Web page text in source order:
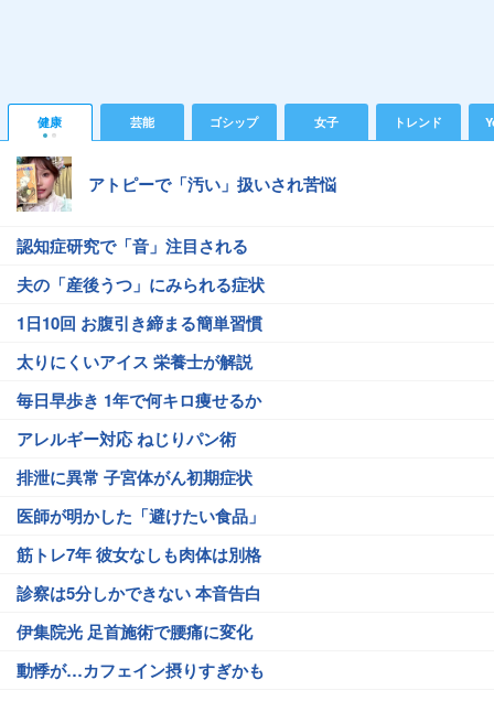
健康 芸能 ゴシップ 女子 トレンド
アトピーで「汚い」扱いされ苦悩
認知症研究で「音」注目される
夫の「産後うつ」にみられる症状
1日10回 お腹引き締まる簡単習慣
太りにくいアイス 栄養士が解説
毎日早歩き 1年で何キロ痩せるか
アレルギー対応 ねじりパン術
排泄に異常 子宮体がん初期症状
医師が明かした「避けたい食品」
筋トレ7年 彼女なしも肉体は別格
診察は5分しかできない 本音告白
伊集院光 足首施術で腰痛に変化
動悸が…カフェイン摂りすぎかも